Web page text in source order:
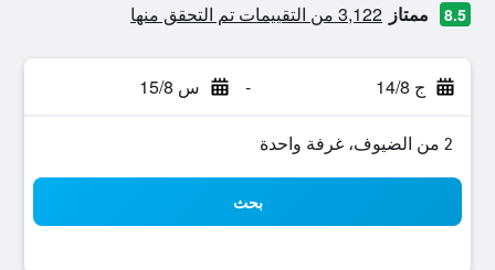
8.5 ممتاز 3,122 من التقييمات تم التحقق منها
ج 14/8 - س 15/8
2 من الضيوف، غرفة واحدة
بحث